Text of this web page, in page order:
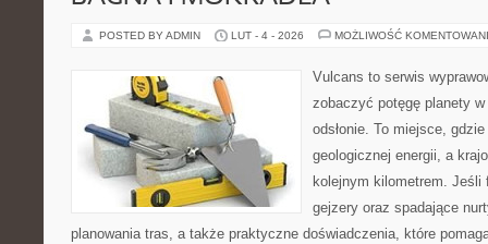
POSTED BY ADMIN LUT - 4 - 2026 MOŻLIWOŚĆ
Vulcans to serwis
zobaczyć potęgę planety
odsłonie. To miejsce,
geologicznej energii, a
kolejnym kilometrem. Jeśli
gejzery oraz spadające
planowania tras, a także praktyczne doświadczenia, które